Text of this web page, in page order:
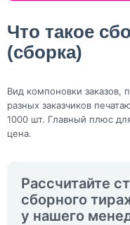
Что такое
(сборка)
Вид компоновки заказов,
разных заказчиков
1000 шт. Главный плюс
цена.
Рассчитайте
сборного
у нашего